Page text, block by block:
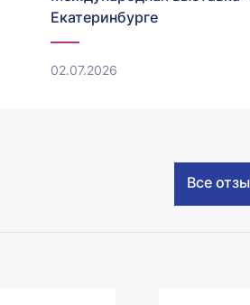
Екатеринбурге
02.07.2026
Все